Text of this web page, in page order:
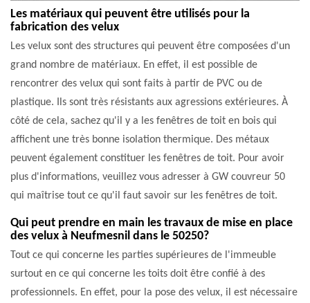
Les matériaux qui peuvent être utilisés pour la
fabrication des velux
Les velux sont des structures qui peuvent être composées d'un
grand nombre de matériaux. En effet, il est possible de
rencontrer des velux qui sont faits à partir de PVC ou de
plastique. Ils sont très résistants aux agressions extérieures. À
côté de cela, sachez qu'il y a les fenêtres de toit en bois qui
affichent une très bonne isolation thermique. Des métaux
peuvent également constituer les fenêtres de toit. Pour avoir
plus d'informations, veuillez vous adresser à GW couvreur 50
qui maîtrise tout ce qu'il faut savoir sur les fenêtres de toit.
Qui peut prendre en main les travaux de mise en place
des velux à Neufmesnil dans le 50250?
Tout ce qui concerne les parties supérieures de l'immeuble
surtout en ce qui concerne les toits doit être confié à des
professionnels. En effet, pour la pose des velux, il est nécessaire